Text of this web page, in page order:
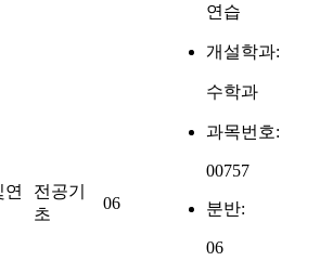
전공기
초
06
연습
개설학과:
수학과
과목번호:
00757
분반:
06